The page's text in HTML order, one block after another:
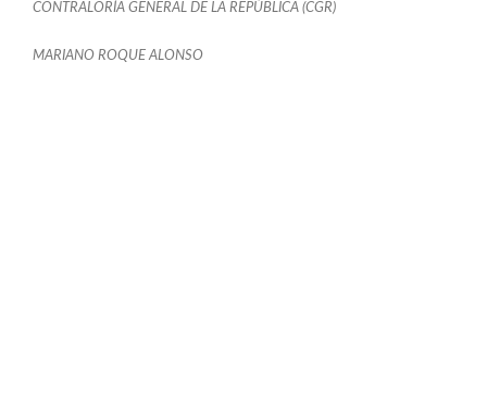
CONTRALORÍA GENERAL DE LA REPÚBLICA (CGR)
MARIANO ROQUE ALONSO